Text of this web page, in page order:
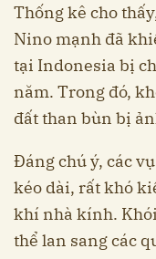
Thống kê cho
Nino mạnh đã
tại Indonesia bị
năm. Trong đó,
đất than bùn bị
Đáng chú ý, các
kéo dài, rất khó
khí nhà kính.
thể lan sang các